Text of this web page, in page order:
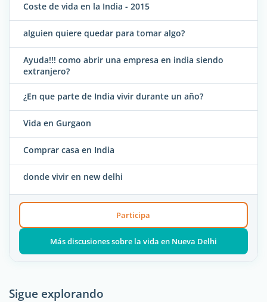
Coste de vida en la India - 2015
alguien quiere quedar para tomar algo?
Ayuda!!! como abrir una empresa en india siendo
extranjero?
¿En que parte de India vivir durante un año?
Vida en Gurgaon
Comprar casa en India
donde vivir en new delhi
Participa
Más discusiones sobre la vida en Nueva Delhi
Sigue explorando